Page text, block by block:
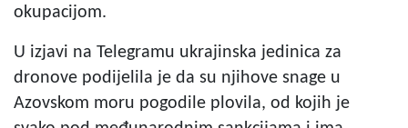
okupacijom.
U izjavi na Telegramu ukrajinska jedinica za
dronove podijelila je da su njihove snage u
Azovskom moru pogodile plovila, od kojih je